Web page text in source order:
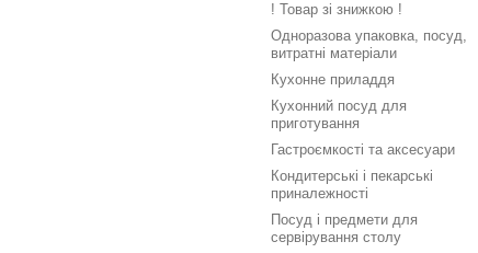
! Товар зі знижкою !
Одноразова упаковка, посуд,
витратні матеріали
Кухонне приладдя
Кухонний посуд для
приготування
Гастроємкості та аксесуари
Кондитерські і пекарські
приналежності
Посуд і предмети для
сервірування столу